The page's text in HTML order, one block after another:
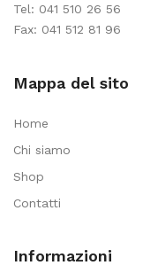
Tel: 041 510 26 56
Fax: 041 512 81 96
Mappa del sito
Home
Chi siamo
Shop
Contatti
Informazioni